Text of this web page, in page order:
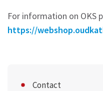
For information on OKS
https://
Contact